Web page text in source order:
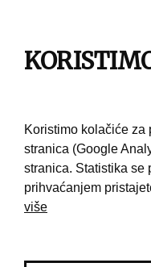
Pravila korištenja
Koristimo kolačiće za
stranica (Google
stranica. Statistika se
prihvaćanjem
više